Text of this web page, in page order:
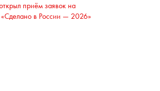
приём заявок на
в России — 2026»